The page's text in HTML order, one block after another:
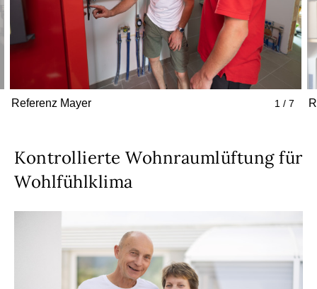
1 / 7
Referenz Mayer
Kontrollierte Wohnraumlüftung für
Wohlfühlklima